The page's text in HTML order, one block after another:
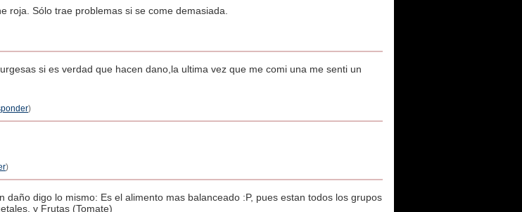
roja. Sólo trae problemas si se come demasiada.
si es verdad que hacen dano,la ultima vez que me comi una me senti un
)
)
digo lo mismo: Es el alimento mas balanceado :P, pues estan todos los grupos
y Frutas (Tomate)